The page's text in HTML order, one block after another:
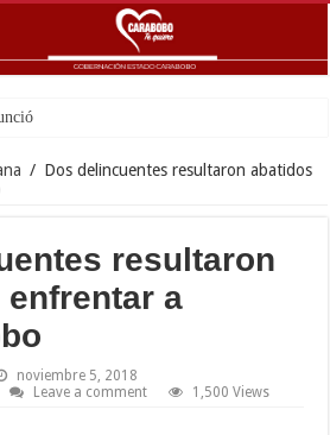
colocación de más
/ Dos delincuentes resultaron abatidos
resultaron
a
noviembre 5, 2018
Leave a comment 1,500 Views